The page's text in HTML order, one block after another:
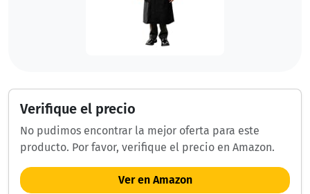
Verifique el precio
No pudimos encontrar la mejor oferta para este
producto. Por favor, verifique el precio en Amazon.
Ver en Amazon